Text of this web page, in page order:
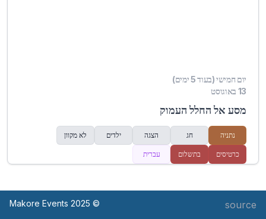
יום חמישי (בעוד 5 ימים)
13 באוגוסט
מסע אל החלל העמוק
נתניה חג הצגה ילדים לא מקוון
כרטיסים בתשלום עברית
source
© Makore Events 2025